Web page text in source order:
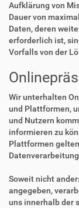
Aufklärung von
Dauer von
Daten, deren
erforderlich ist,
Vorfalls von der
Wir unterhalten
und Plattformen,
und Nutzern
informieren zu
Plattformen
Soweit nicht
angegeben,
uns innerhalb der